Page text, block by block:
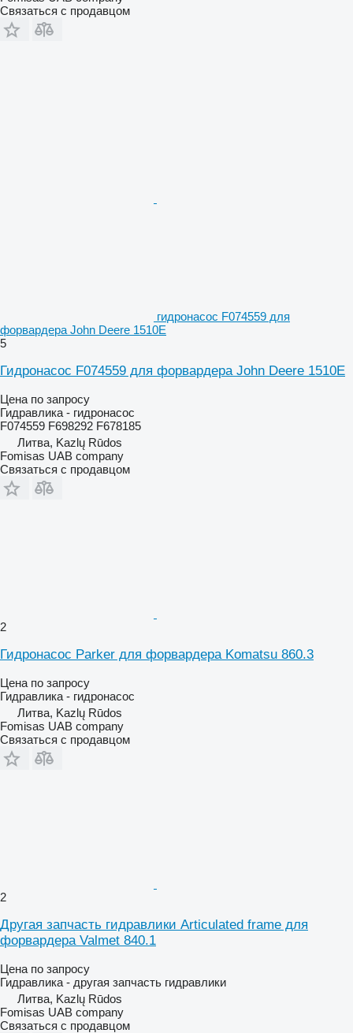
Связаться с продавцом
гидронасос F074559 для
форвардера John Deere 1510E
5
Гидронасос F074559 для форвардера John Deere 1510E
Цена по запросу
Гидравлика - гидронасос
F074559 F698292 F678185
Литва, Kazlų Rūdos
Fomisas UAB company
Связаться с продавцом
2
Гидронасос Parker для форвардера Komatsu 860.3
Цена по запросу
Гидравлика - гидронасос
Литва, Kazlų Rūdos
Fomisas UAB company
Связаться с продавцом
2
Другая запчасть гидравлики Articulated frame для
форвардера Valmet 840.1
Цена по запросу
Гидравлика - другая запчасть гидравлики
Литва, Kazlų Rūdos
Fomisas UAB company
Связаться с продавцом